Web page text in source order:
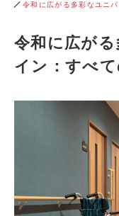
令和に広がる多彩なユニ
令和に広が
イン：すべ